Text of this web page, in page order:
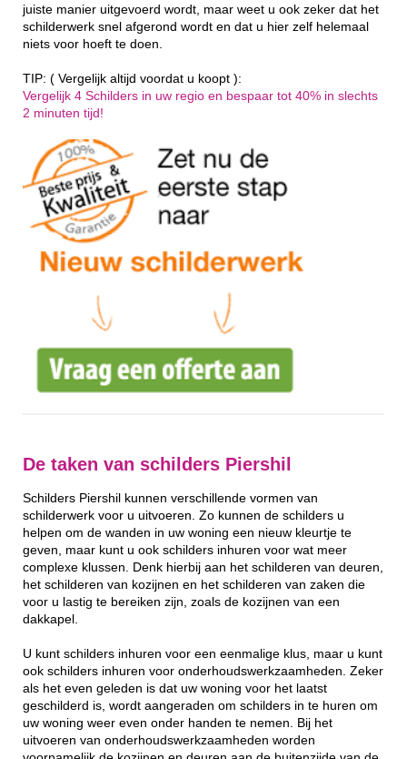
juiste manier uitgevoerd wordt, maar weet u ook zeker dat het
schilderwerk snel afgerond wordt en dat u hier zelf helemaal
niets voor hoeft te doen.
TIP: ( Vergelijk altijd voordat u koopt ):
Vergelijk 4 Schilders in uw regio en bespaar tot 40% in slechts
2 minuten tijd!
De taken van schilders Piershil
Schilders Piershil kunnen verschillende vormen van
schilderwerk voor u uitvoeren. Zo kunnen de schilders u
helpen om de wanden in uw woning een nieuw kleurtje te
geven, maar kunt u ook schilders inhuren voor wat meer
complexe klussen. Denk hierbij aan het schilderen van deuren,
het schilderen van kozijnen en het schilderen van zaken die
voor u lastig te bereiken zijn, zoals de kozijnen van een
dakkapel.
U kunt schilders inhuren voor een eenmalige klus, maar u kunt
ook schilders inhuren voor onderhoudswerkzaamheden. Zeker
als het even geleden is dat uw woning voor het laatst
geschilderd is, wordt aangeraden om schilders in te huren om
uw woning weer even onder handen te nemen. Bij het
uitvoeren van onderhoudswerkzaamheden worden